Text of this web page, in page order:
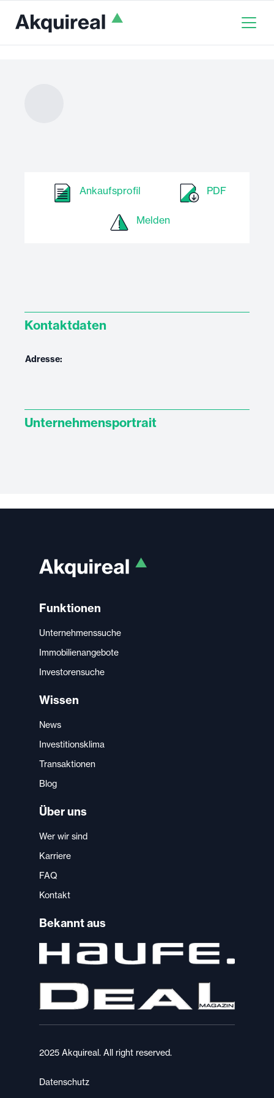
Ankaufsprofil PDF
Melden
Kontaktdaten
Adresse:
Unternehmensportrait
Funktionen
Unternehmenssuche
Immobilienangebote
Investorensuche
Wissen
News
Investitionsklima
Transaktionen
Blog
Über uns
Wer wir sind
Karriere
FAQ
Kontakt
Bekannt aus
2025 Akquireal. All right reserved.
Datenschutz